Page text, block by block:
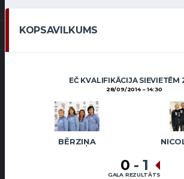
KOPSAVILKUMS
EČ KVALIFIKĀCIJA SIEVIETĒM
28/09/2014 14:30
BĒRZIŅA
0 - 1
GALA REZULTĀTS